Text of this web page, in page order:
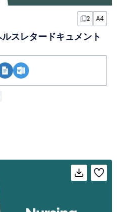
2 A4
スレタードキュメント